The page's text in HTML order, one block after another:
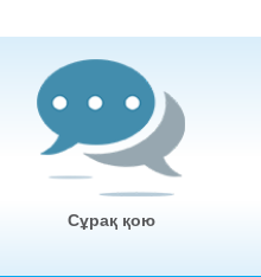
Сұрақ қою